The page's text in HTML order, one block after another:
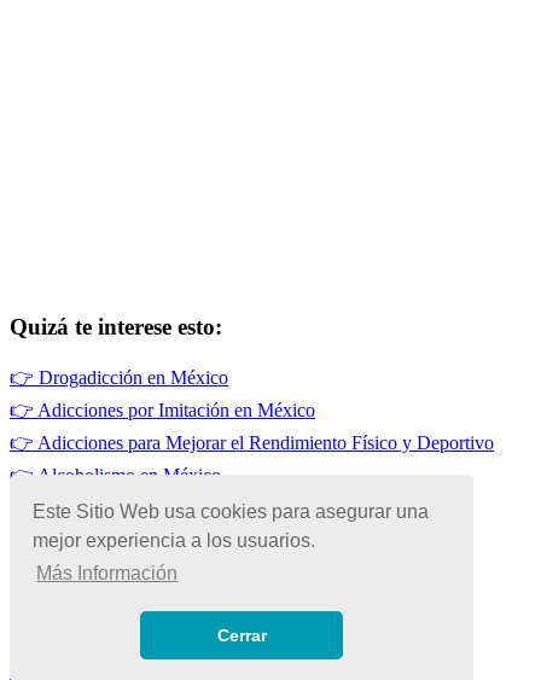
Este Sitio Web usa cookies para asegurar una
mejor experiencia a los usuarios.
Más Información
Cerrar
Quizá te interese esto:
👉 Drogadicción en México
👉 Adicciones por Imitación en México
👉 Adicciones para Mejorar el Rendimiento Físico y Deportivo
👉 Alcoholismo en México
👉Tabaquismo en México
👉Adicciones por Falta de Sueño
© Copyright 2026 | Todos los Derechos Reservados